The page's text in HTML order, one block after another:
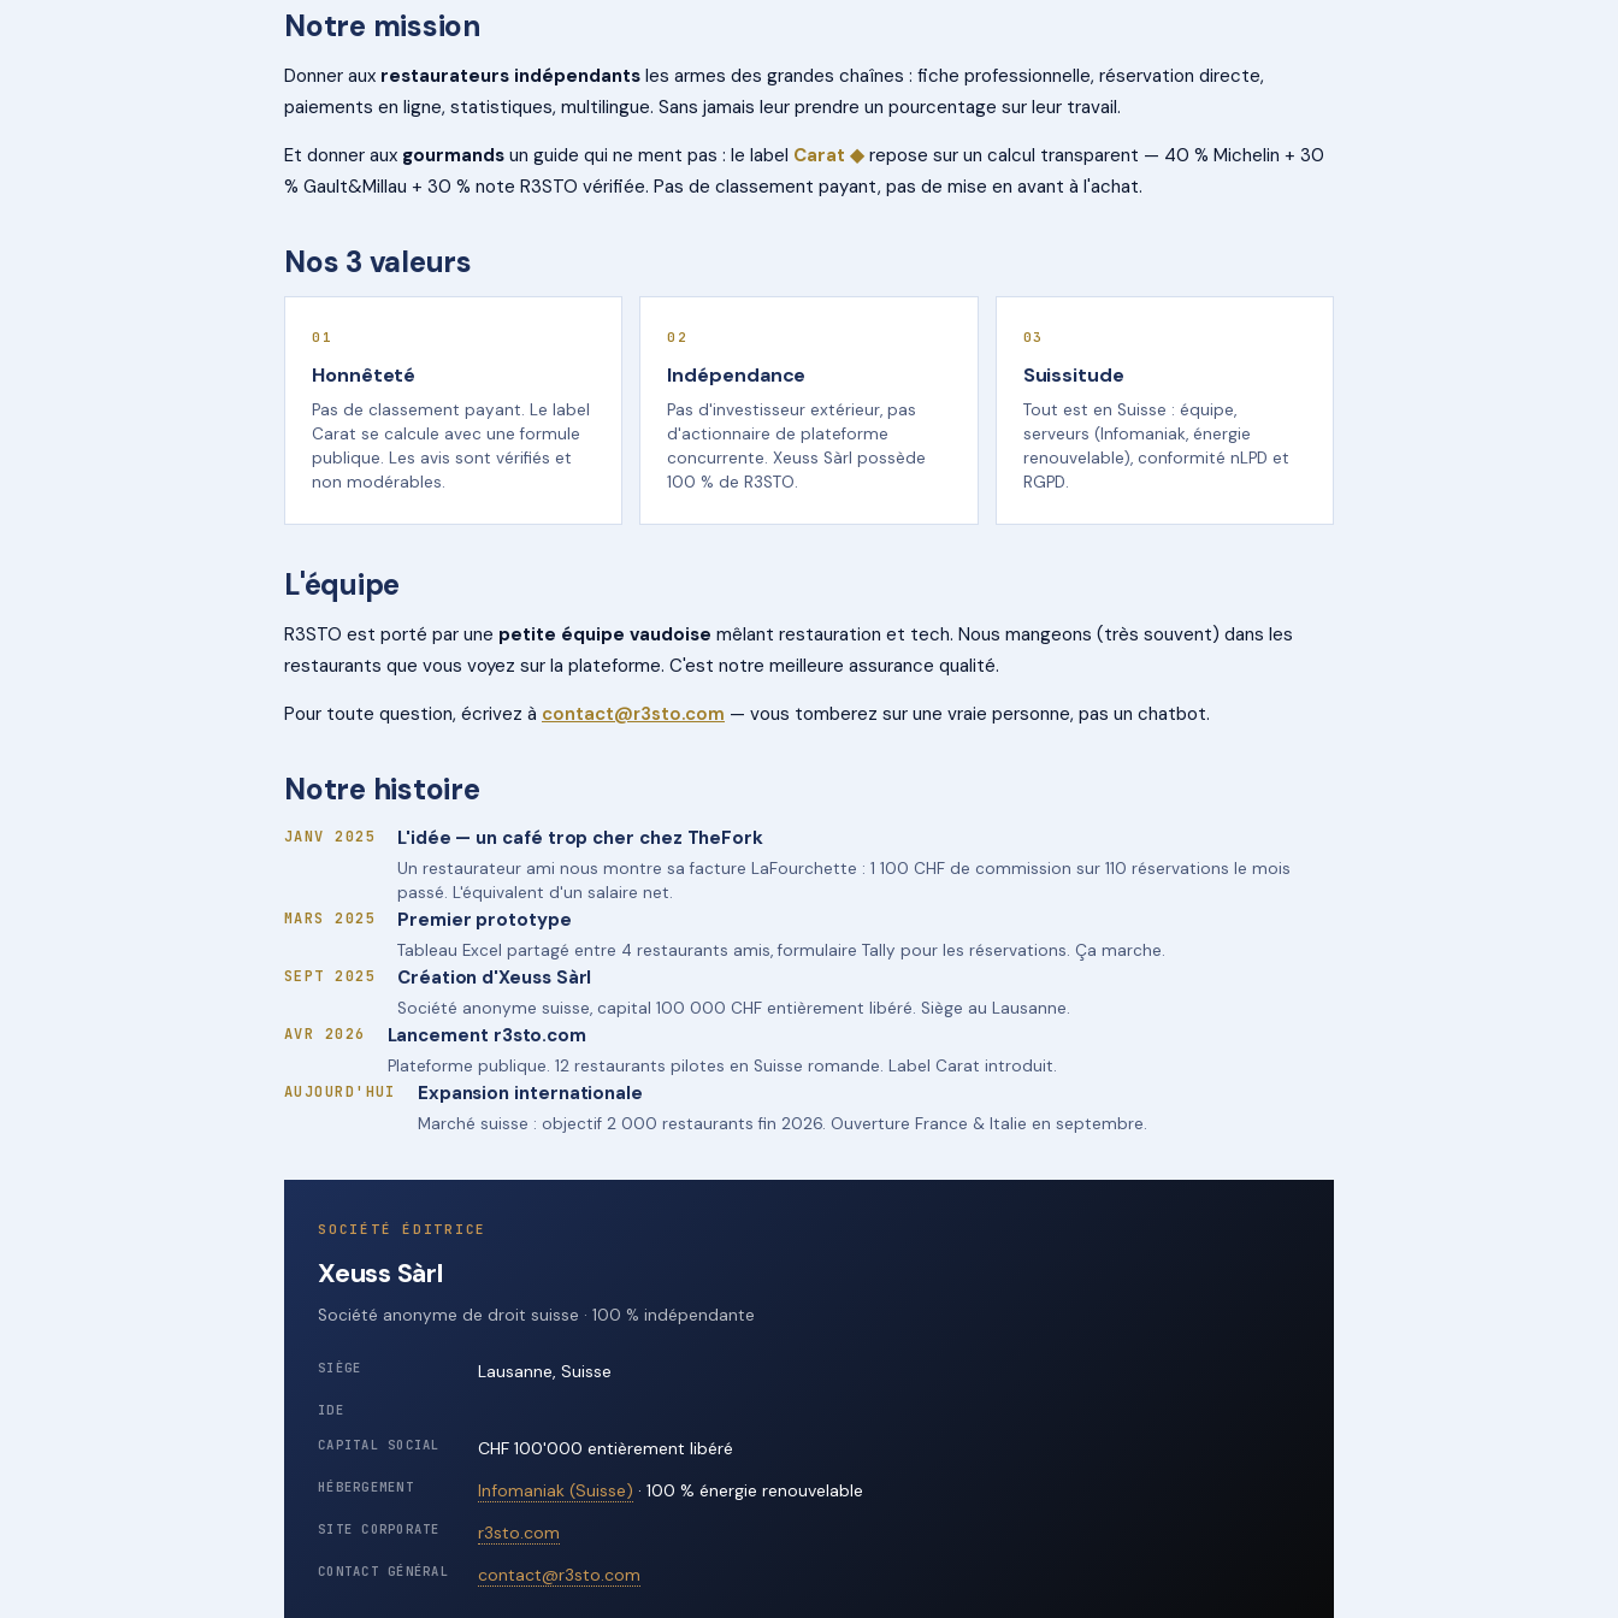
Notre mission
Donner aux restaurateurs indépendants les armes des grandes chaînes : fiche professionnelle, réservation directe,
paiements en ligne, statistiques, multilingue. Sans jamais leur prendre un pourcentage sur leur travail.
Et donner aux gourmands un guide qui ne ment pas : le label Carat ◆ repose sur un calcul transparent — 40 % Michelin + 30
% Gault&Millau + 30 % note R3STO vérifiée. Pas de classement payant, pas de mise en avant à l'achat.
Nos 3 valeurs
01
Honnêteté
Pas de classement payant. Le label
Carat se calcule avec une formule
publique. Les avis sont vérifiés et
non modérables.
02
Indépendance
Pas d'investisseur extérieur, pas
d'actionnaire de plateforme
concurrente. Xeuss Sàrl possède
100 % de R3STO.
03
Suissitude
Tout est en Suisse : équipe,
serveurs (Infomaniak, énergie
renouvelable), conformité nLPD et
RGPD.
L'équipe
R3STO est porté par une petite équipe vaudoise mêlant restauration et tech. Nous mangeons (très souvent) dans les
restaurants que vous voyez sur la plateforme. C'est notre meilleure assurance qualité.
Pour toute question, écrivez à contact@r3sto.com — vous tomberez sur une vraie personne, pas un chatbot.
Notre histoire
JANV 2025 L'idée — un café trop cher chez TheFork
Un restaurateur ami nous montre sa facture LaFourchette : 1 100 CHF de commission sur 110 réservations le mois
passé. L'équivalent d'un salaire net.
MARS 2025 Premier prototype
Tableau Excel partagé entre 4 restaurants amis, formulaire Tally pour les réservations. Ça marche.
SEPT 2025 Création d'Xeuss Sàrl
Société anonyme suisse, capital 100 000 CHF entièrement libéré. Siège au Lausanne.
AVR 2026 Lancement r3sto.com
Plateforme publique. 12 restaurants pilotes en Suisse romande. Label Carat introduit.
AUJOURD'HUI Expansion internationale
Marché suisse : objectif 2 000 restaurants fin 2026. Ouverture France & Italie en septembre.
SOCIÉTÉ ÉDITRICE
Xeuss Sàrl
Société anonyme de droit suisse · 100 % indépendante
SIÈGE Lausanne, Suisse
IDE
CAPITAL SOCIAL CHF 100'000 entièrement libéré
HÉBERGEMENT Infomaniak (Suisse) · 100 % énergie renouvelable
SITE CORPORATE r3sto.com
CONTACT GÉNÉRAL contact@r3sto.com